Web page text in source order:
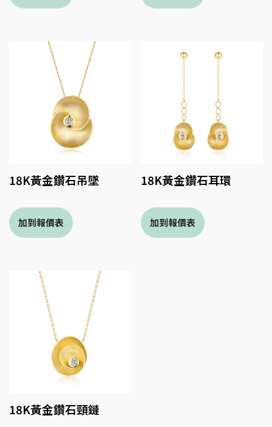
18K黃金鑽石吊墜 18K黃金鑽石耳環
18K黃金鑽石頸鏈